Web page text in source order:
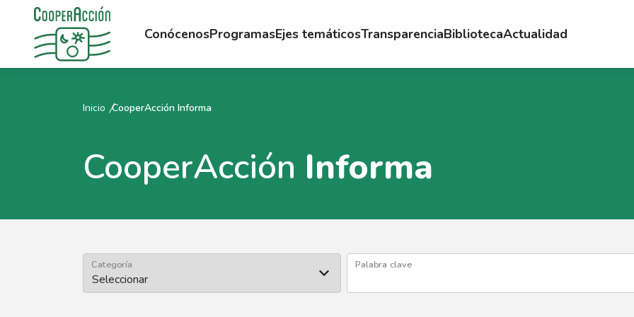
ConócenosProgramasEjes temáticosTransparenciaBibliotecaActualidad
Inicio CooperAcción Informa
CooperAcción Informa
Categoría Palabra clave